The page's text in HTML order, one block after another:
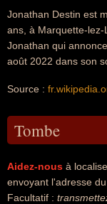
Jonathan Destin est
ans, à Marquette-
Jonathan qui
août 2022 dans son
Source :
Tombe
Aidez-nous à
envoyant l'adresse
Facultatif :